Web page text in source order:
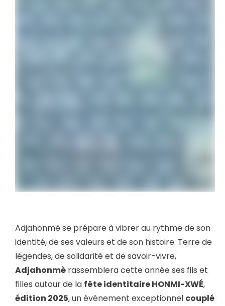
Adjahonmè se prépare à vibrer au rythme de son
identité, de ses valeurs et de son histoire. Terre de
légendes, de solidarité et de savoir-vivre,
Adjahonmè rassemblera cette année ses fils et
filles autour de la fête identitaire HONMI-XWÉ,
édition 2025, un événement exceptionnel couplé